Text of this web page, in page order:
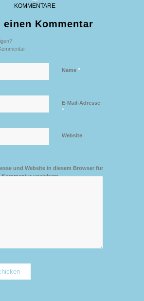
KOMMENTARE
Kommentar
Name *
E-Mail-Adresse
*
Website
und Website in diesem Browser für
speichern.